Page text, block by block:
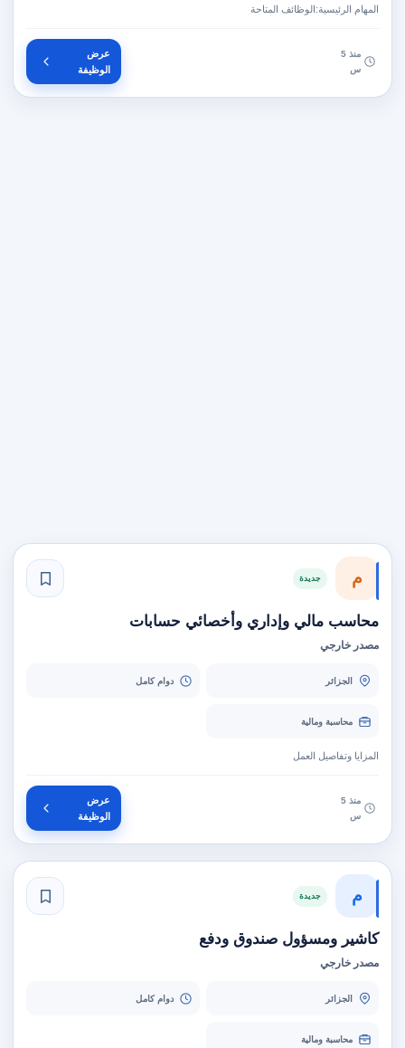
المهام الرئيسية:الوظائف المتاحة
منذ 5
س
عرض
الوظيفة
م جديدة
محاسب مالي وإداري وأخصائي حسابات
مصدر خارجي
الجزائر دوام كامل
محاسبة ومالية
المزايا وتفاصيل العمل
منذ 5
س
عرض
الوظيفة
م جديدة
كاشير ومسؤول صندوق ودفع
مصدر خارجي
الجزائر دوام كامل
محاسبة ومالية